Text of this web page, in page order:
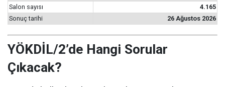
Salon sayısı
4.165
Sonuç tarihi
26 Ağustos 2026
YÖKDİL/2’de Hangi Sorular
Çıkacak?